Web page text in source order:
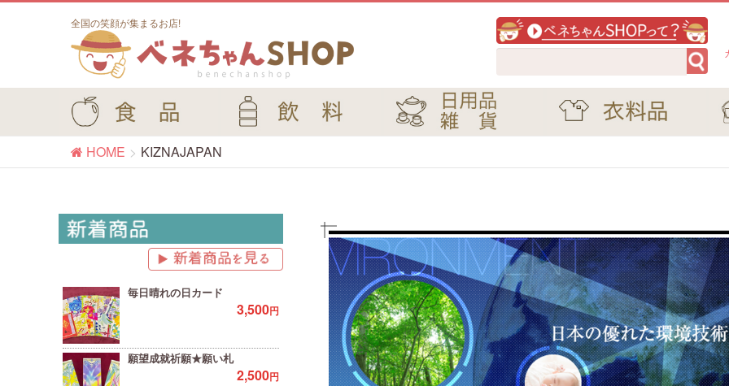
全国の笑顔が集まるお店!
HOME KIZNAJAPAN
毎日晴れの日カード
3,500円
願望成就祈願★願い札
2,500円